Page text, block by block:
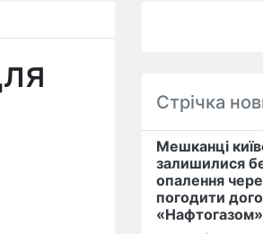
Стрічка
Мешканці
залишилися
опалення
погодити
«Нафтогазом»